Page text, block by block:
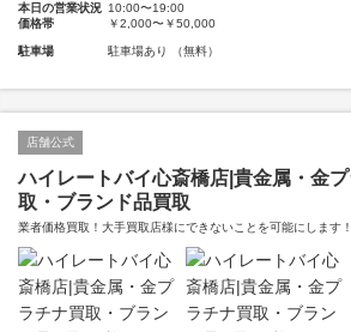
本日の営業状況 10:00〜19:00
価格帯
￥2,000〜￥50,000
駐車場 駐車場あり （無料）
店舗公式
ハイレートバイ心斎橋店|貴金属・金
取・ブランド品買取
業者価格買取！大手買取店様にできないことを可能にします！